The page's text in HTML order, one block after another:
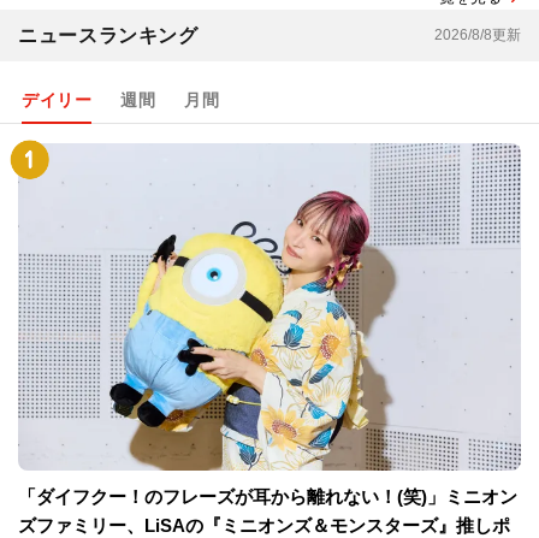
ニュースランキング 2026/8/8更新
デイリー 週間 月間
「ダイフクー！のフレーズが耳から離れない！(笑)」ミニオン
ズファミリー、LiSAの『ミニオンズ＆モンスターズ』推しポ